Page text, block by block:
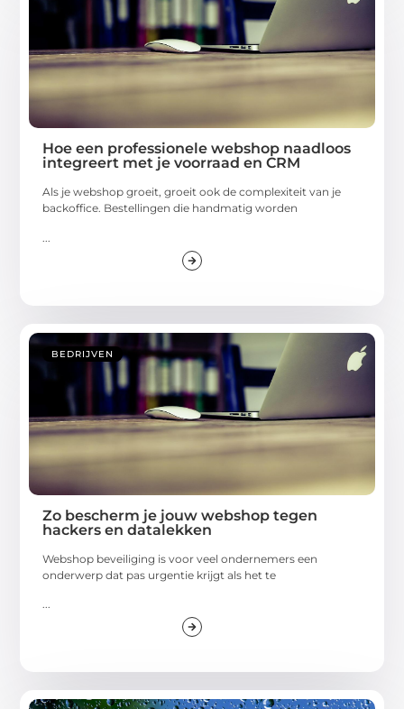
Hoe een professionele webshop naadloos
integreert met je voorraad en CRM
Als je webshop groeit, groeit ook de complexiteit van je
backoffice. Bestellingen die handmatig worden
BEDRIJVEN
Zo bescherm je jouw webshop tegen
hackers en datalekken
Webshop beveiliging is voor veel ondernemers een
onderwerp dat pas urgentie krijgt als het te
...